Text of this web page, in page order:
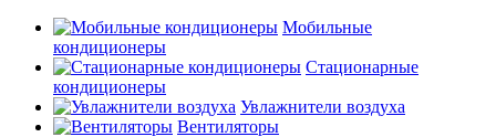
Мобильные
кондиционеры
Стационарные
кондиционеры
Увлажнители воздуха
Вентиляторы